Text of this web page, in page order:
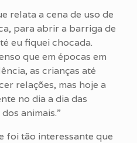
relata a cena de uso de
para abrir a barriga de
eu fiquei chocada.
que em épocas em
as crianças até
relações, mas hoje a
no dia a dia das
animais.”
foi tão interessante que